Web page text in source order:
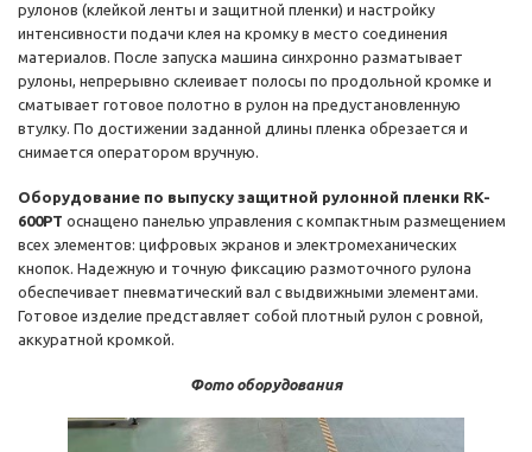
рулонов (клейкой ленты и защитной пленки) и настройку
интенсивности подачи клея на кромку в место соединения
материалов. После запуска машина синхронно разматывает
рулоны, непрерывно склеивает полосы по продольной кромке и
сматывает готовое полотно в рулон на предустановленную
втулку. По достижении заданной длины пленка обрезается и
снимается оператором вручную.
Оборудование по выпуску защитной рулонной пленки RK-
600PT оснащено панелью управления с компактным размещением
всех элементов: цифровых экранов и электромеханических
кнопок. Надежную и точную фиксацию размоточного рулона
обеспечивает пневматический вал с выдвижными элементами.
Готовое изделие представляет собой плотный рулон с ровной,
аккуратной кромкой.
Фото оборудования